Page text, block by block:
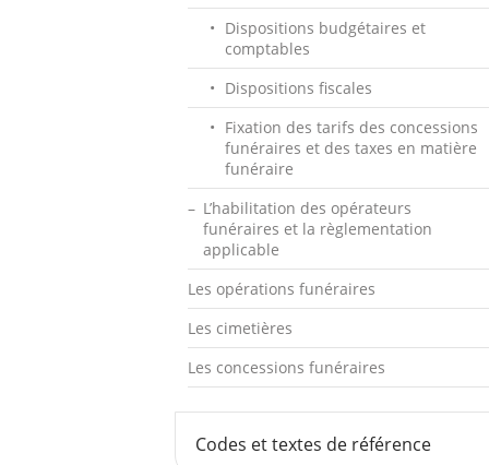
Dispositions budgétaires et
comptables
Dispositions fiscales
Fixation des tarifs des concessions
funéraires et des taxes en matière
funéraire
L’habilitation des opérateurs
funéraires et la règlementation
applicable
Les opérations funéraires
Les cimetières
Les concessions funéraires
Codes et textes de référence